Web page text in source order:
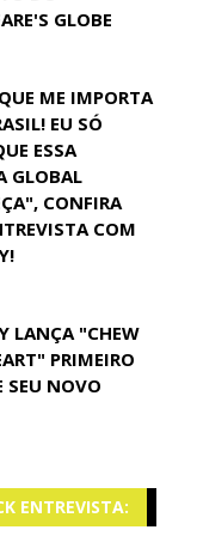
GLOBE
ME IMPORTA
EU SÓ
ESSA
GLOBAL
CONFIRA
COM
LANÇA "CHEW
PRIMEIRO
SEU NOVO
ENTREVISTA: